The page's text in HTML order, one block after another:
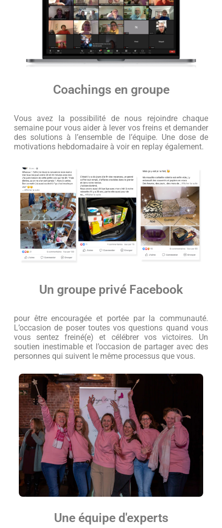
Coachings en groupe
Vous avez la possibilité de nous rejoindre chaque
semaine pour vous aider à lever vos freins et demander
des solutions à l’ensemble de l’équipe. Une dose de
motivations hebdomadaire à voir en replay également.
Un groupe privé Facebook
pour être encouragée et portée par la communauté.
L’occasion de poser toutes vos questions quand vous
vous sentez freiné(e) et célébrer vos victoires. Un
soutien inestimable et l’occasion de partager avec des
personnes qui suivent le même processus que vous.
Une équipe d'experts